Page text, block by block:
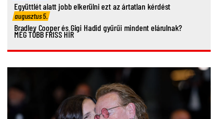
Együttlét alatt jobb elkerülni ezt az ártatlan kérdést
augusztus 5.
Bradley Cooper és Gigi Hadid gyűrűi mindent elárulnak?
MÉG TÖBB FRISS HÍR